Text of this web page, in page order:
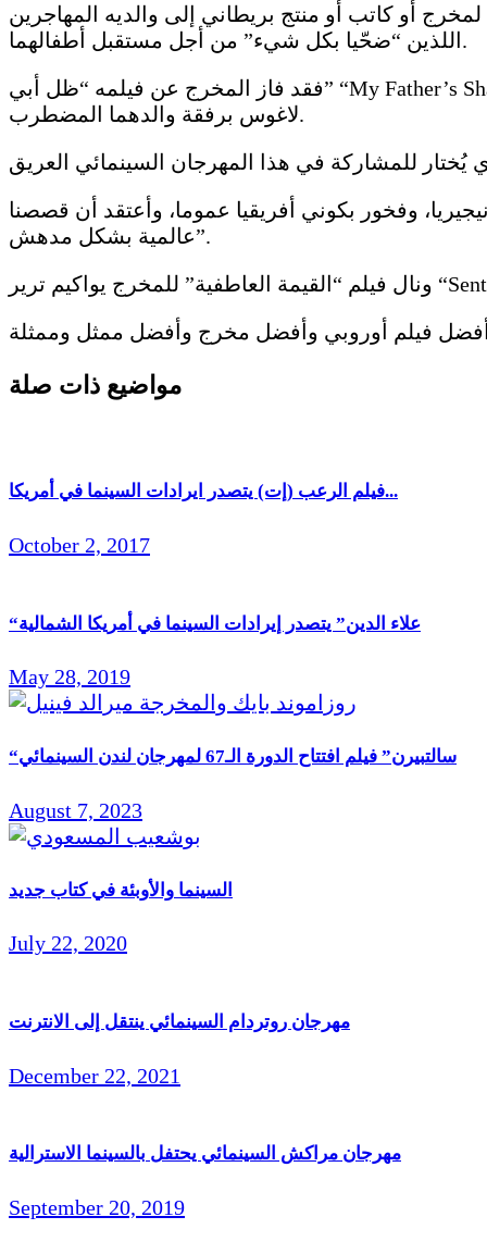
أو كاتب أو منتج بريطاني إلى والديه المهاجرين
اللذين “ضحّيا بكل شيء” من أجل مستقبل أطفالهما.
فقد فاز المخرج عن فيلمه “ظل أبي” “My Father’s Shadow”، وهي دراما عن البلوغ تدور أحداثها خلال أزمة الانتخابات النيجيرية عام 1993، وتتابع شقيقين يجوبان
لاغوس برفقة والدهما المضطرب.
وفخور بكوني أفريقيا عموما، وأعتقد أن قصصنا
عالمية بشكل مدهش”.
مواضيع ذات صلة
فيلم الرعب (إت) يتصدر ايرادات السينما في أمريكا...
October 2, 2017
“علاء الدين” يتصدر إيرادات السينما في أمريكا الشمالية
May 28, 2019
“سالتبيرن” فيلم افتتاح الدورة الـ67 لمهرجان لندن السينمائي
August 7, 2023
السينما والأوبئة في كتاب جديد
July 22, 2020
مهرجان روتردام السينمائي ينتقل إلى الانترنت
December 22, 2021
مهرجان مراكش السينمائي يحتفل بالسينما الاسترالية
September 20, 2019